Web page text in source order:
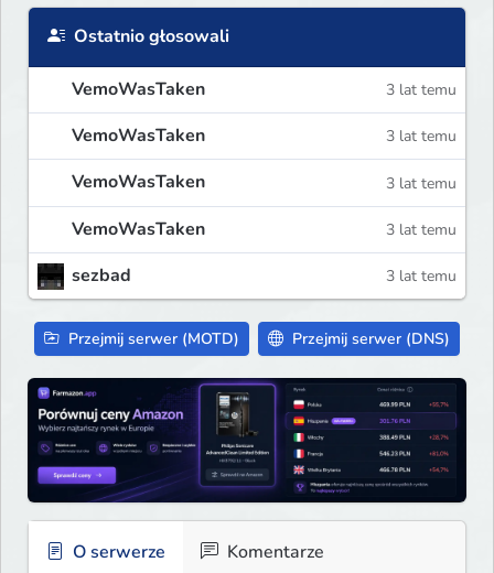
Ostatnio głosowali
VemoWasTaken 3 lat temu
VemoWasTaken 3 lat temu
VemoWasTaken 3 lat temu
VemoWasTaken 3 lat temu
sezbad 3 lat temu
Przejmij serwer (MOTD) Przejmij serwer (DNS)
O serwerze Komentarze